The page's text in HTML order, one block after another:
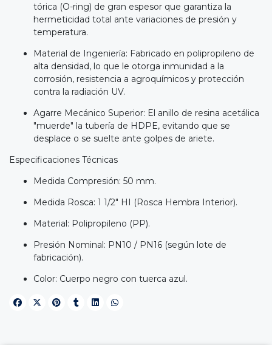
tórica (O-ring) de gran espesor que garantiza la
hermeticidad total ante variaciones de presión y
temperatura.
Material de Ingeniería: Fabricado en polipropileno de
alta densidad, lo que le otorga inmunidad a la
corrosión, resistencia a agroquímicos y protección
contra la radiación UV.
Agarre Mecánico Superior: El anillo de resina acetálica
"muerde" la tubería de HDPE, evitando que se
desplace o se suelte ante golpes de ariete.
Especificaciones Técnicas
Medida Compresión: 50 mm.
Medida Rosca: 1 1/2" HI (Rosca Hembra Interior).
Material: Polipropileno (PP).
Presión Nominal: PN10 / PN16 (según lote de
fabricación).
Color: Cuerpo negro con tuerca azul.